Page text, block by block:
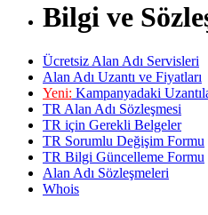
Bilgi ve
Ücretsiz Alan Adı Servisleri
Alan Adı Uzantı ve Fiyatları
Yeni: Kampanyadaki
TR Alan Adı Sözleşmesi
TR için Gerekli Belgeler
TR Sorumlu Değişim Formu
TR Bilgi Güncelleme Formu
Alan Adı Sözleşmeleri
Whois